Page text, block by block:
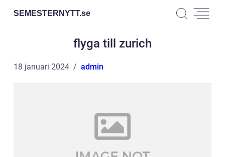
SEMESTERNYTT.se
flyga till zurich
18 januari 2024 admin